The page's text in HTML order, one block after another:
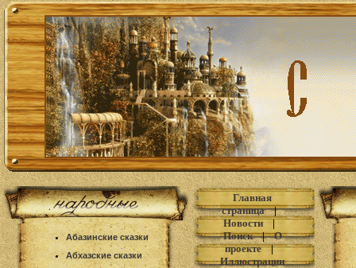
Абазинские сказки
Абхазские сказки
Главная
страница|
Новости|
Поиск|О
проекте|
Иллюстрации